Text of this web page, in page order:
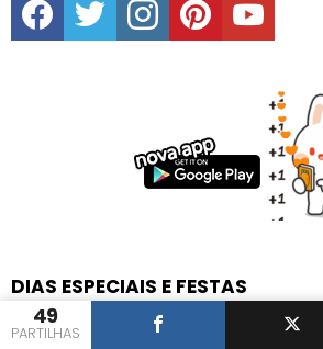
49
PARTILHAS
DIAS ESPECIAIS E FESTAS